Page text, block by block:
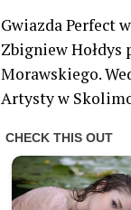
Gwiazda Perfect
Zbigniew Hołdys
Morawskiego.
Artysty w